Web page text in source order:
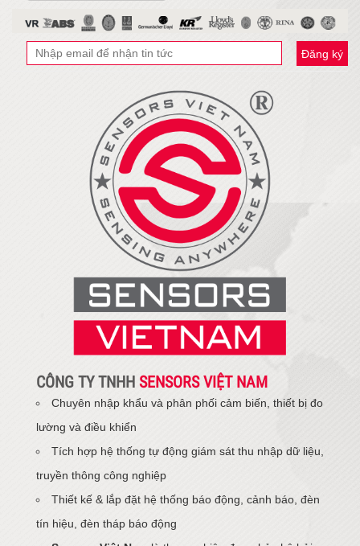
Đăng ký
CÔNG TY TNHH SENSORS VIỆT NAM
Chuyên nhập khẩu và phân phối cảm biến, thiết bị đo
lường và điều khiển
Tích hợp hệ thống tự động giám sát thu nhập dữ liệu,
truyền thông công nghiệp
Thiết kế & lắp đặt hệ thống báo động, cảnh báo, đèn
tín hiệu, đèn tháp báo động